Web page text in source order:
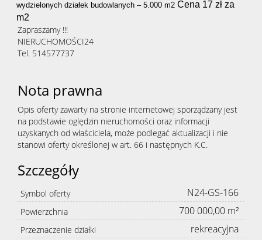
wydzielonych działek budowlanych – 5.000 m2 Cena 17 zł za
m2
Zapraszamy !!!
NIERUCHOMOŚCI24
Tel. 514577737
Nota prawna
Opis oferty zawarty na stronie internetowej sporządzany jest
na podstawie oględzin nieruchomości oraz informacji
uzyskanych od właściciela, może podlegać aktualizacji i nie
stanowi oferty określonej w art. 66 i następnych K.C.
Szczegóły
Symbol oferty N24-GS-166
Powierzchnia 700 000,00 m²
Przeznaczenie działki rekreacyjna